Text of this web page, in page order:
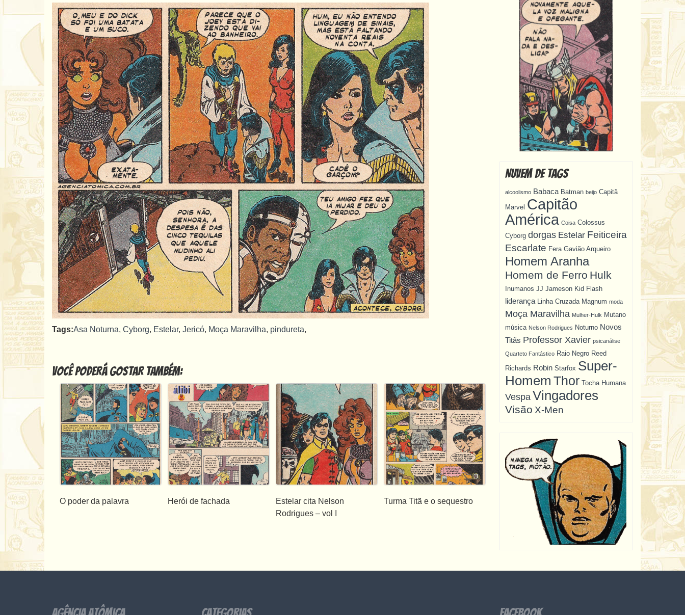
Tags:Asa Noturna, Cyborg, Estelar, Jericó, Moça Maravilha, pindureta,
Você poderá gostar também:
O poder da palavra Herói de fachada
Estelar cita Nelson
Rodrigues – vol I
Turma Titã e o sequestro
Nuvem de Tags
alcoolismo Babaca Batman beijo Capitã
Marvel Capitão
América Coisa Colossus
Cyborg dorgas Estelar Feiticeira
Escarlate Fera Gavião Arqueiro
Homem Aranha
Homem de Ferro Hulk
Inumanos JJ Jameson Kid Flash
liderança Linha Cruzada Magnum moda
Moça Maravilha Mulher-Hulk Mutano
música Nelson Rodrigues Noturno Novos
Titãs Professor Xavier psicanálise
Quarteto Fantástico Raio Negro Reed
Richards Robin Starfox Super-
Homem Thor Tocha Humana
Vespa Vingadores
Visão X-Men